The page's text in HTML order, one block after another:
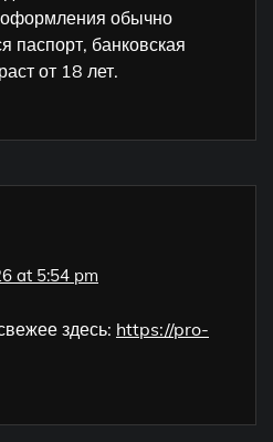
обычно
паспорт, банковская
от 18 лет.
at 5:54 pm
здесь: https://pro-